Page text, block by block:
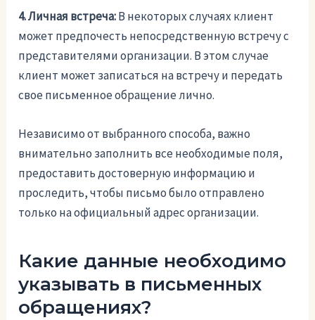
4. Личная встреча:В некоторых случаях клиент
может предпочесть непосредственную встречу с
представителями организации. В этом случае
клиент может записаться на встречу и передать
свое письменное обращение лично.
Независимо от выбранного способа, важно
внимательно заполнить все необходимые поля,
предоставить достоверную информацию и
проследить, чтобы письмо было отправлено
только на официальный адрес организации.
Какие данные необходимо
указывать в письменных
обращениях?